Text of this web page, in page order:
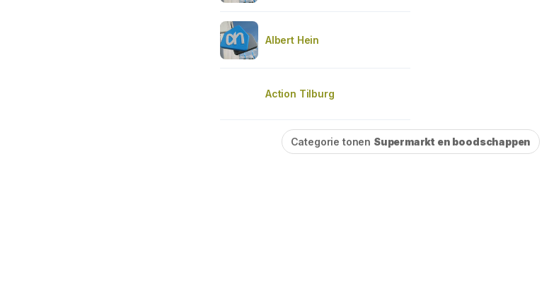
Albert Hein
Action Tilburg
Categorie tonen Supermarkt en boodschappen